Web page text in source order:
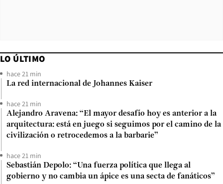
LO ÚLTIMO
hace 21 min
La red internacional de Johannes Kaiser
hace 21 min
Alejandro Aravena: “El mayor desafío hoy es anterior a la
arquitectura: está en juego si seguimos por el camino de la
civilización o retrocedemos a la barbarie”
hace 21 min
Sebastián Depolo: “Una fuerza política que llega al
gobierno y no cambia un ápice es una secta de fanáticos”